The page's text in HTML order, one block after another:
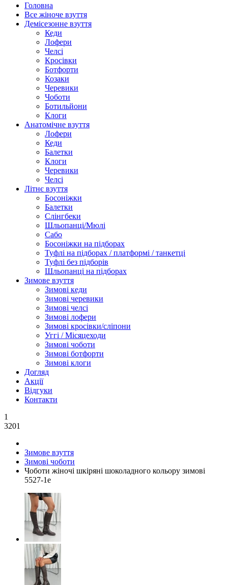
Головна
Все жіноче взуття
Демісезонне взуття
Кеди
Лофери
Челсі
Кросівки
Ботфорти
Козаки
Черевики
Чоботи
Ботильйони
Клоги
Анатомічне взуття
Лофери
Кеди
Балетки
Клоги
Черевики
Челсі
Літнє взуття
Босоніжки
Балетки
Слінгбеки
Шльопанці/Мюлі
Сабо
Босоніжки на підборах
Туфлі на підборах / платформі / танкетці
Туфлі без підборів
Шльопанці на підборах
Зимове взуття
Зимові кеди
Зимові черевики
Зимові челсі
Зимові лофери
Зимові кросівки/сліпони
Уггі / Місяцеходи
Зимові чоботи
Зимові ботфорти
Зимові клоги
Догляд
Акції
Відгуки
Контакти
1
3201
Зимове взуття
Зимові чоботи
Чоботи жіночі шкіряні шоколадного кольору зимові
5527-1е